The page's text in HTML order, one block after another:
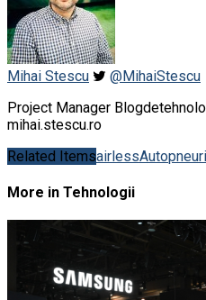
Mihai Stescu
@MihaiStescu
Project Manager
mihai.stescu.ro
Related ItemsairlessAutopneuri
More in Tehnologii